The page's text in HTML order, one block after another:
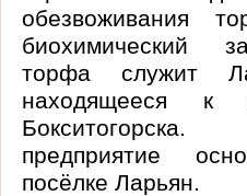
обезвоживания
биохимический
торфа служит
находящееся к
Бокситогорска.
предприятие
посёлке Ларьян.